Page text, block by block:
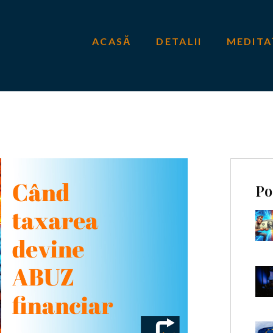
ACASĂ DETALII